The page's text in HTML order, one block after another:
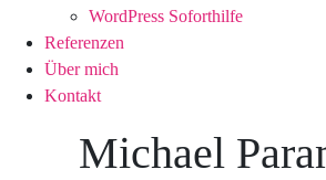
WordPress Soforthilfe
Referenzen
Über mich
Kontakt
Michael